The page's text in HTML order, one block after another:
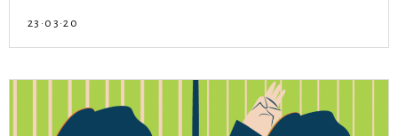
23·03·20